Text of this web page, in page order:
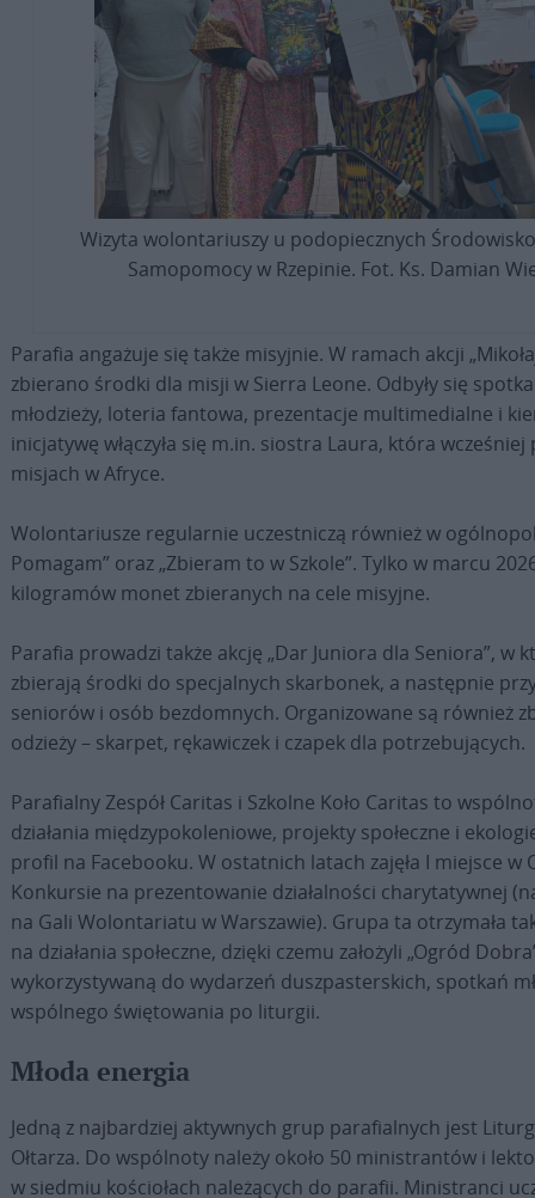
Wizyta wolontariuszy u podopiecznych
Samopomocy w Rzepinie. Fot. Ks. Damian
Parafia angażuje się także misyjnie. W ramach akcji
zbierano środki dla misji w Sierra Leone. Odbyły się
młodzieży, loteria fantowa, prezentacje multimedialne i
inicjatywę włączyła się m.in. siostra Laura, która wcześniej
misjach w Afryce.
Wolontariusze regularnie uczestniczą również w
Pomagam” oraz „Zbieram to w Szkole”. Tylko w marcu
kilogramów monet zbieranych na cele misyjne.
Parafia prowadzi także akcję „Dar Juniora dla Seniora”, w
zbierają środki do specjalnych skarbonek, a następnie
seniorów i osób bezdomnych. Organizowane są również
odzieży – skarpet, rękawiczek i czapek dla potrzebujących.
Parafialny Zespół Caritas i Szkolne Koło Caritas to
działania międzypokoleniowe, projekty społeczne i
profil na Facebooku. W ostatnich latach zajęła I miejsce w
Konkursie na prezentowanie działalności charytatywnej
na Gali Wolontariatu w Warszawie). Grupa ta otrzymała
na działania społeczne, dzięki czemu założyli „Ogród
wykorzystywaną do wydarzeń duszpasterskich, spotkań
wspólnego świętowania po liturgii.
Młoda energia
Jedną z najbardziej aktywnych grup parafialnych jest
Ołtarza. Do wspólnoty należy około 50 ministrantów i
w siedmiu kościołach należących do parafii. Ministranci